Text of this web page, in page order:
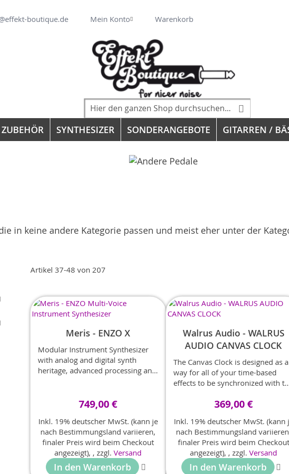
boutique.de Mein KontoVeränderung
Warenkorb
Suche Suche
ZUBEHÖR SYNTHESIZER SONDERANGEBOTE GITARREN /
in keine andere Kategorie passen und meist eher unter der
Artikel37-48 von 207
Meris - ENZO X
Modular Instrument Synthesizer
with analog and digital synth
heritage, advanced processing and
749,00 €
Inkl. 19% deutscher MwSt. (kann je
nach Bestimmungsland variieren,
finaler Preis wird beim Checkout
angezeigt), ,zzgl.Versand
In den Warenkorb
Walrus Audio - WALRUS
AUDIO CANVAS CLOCK
The Canvas Clock is designed as a
way for all of your time-based
effects to be synchronized with
Input/Output, 4 fully configurable
input/output, and USB-C
connectivity, you are truly able to
synchronize almost any device
that is associated with tempo,
time, and BPM.
369,00 €
Inkl. 19% deutscher MwSt. (kann
nach Bestimmungsland
finaler Preis wird beim Checkout
angezeigt), ,zzgl.Versand
In den Warenkorb